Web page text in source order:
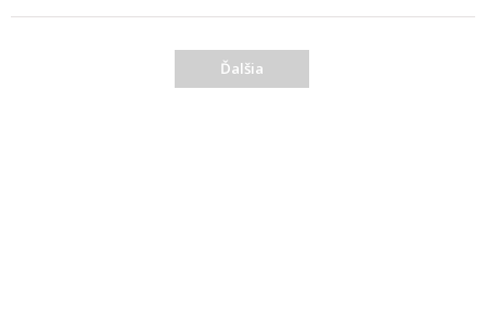
Ďalšia